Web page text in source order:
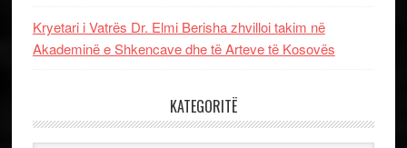
Kryetari i Vatrës Dr. Elmi Berisha zhvilloi takim në
Akademinë e Shkencave dhe të Arteve të Kosovës
KATEGORITË